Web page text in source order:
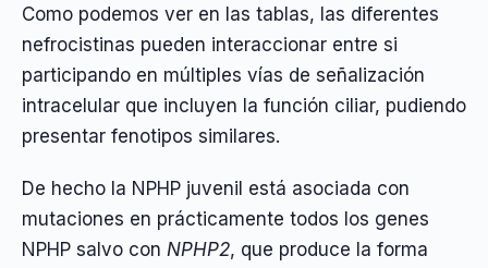
Como podemos ver en las tablas, las diferentes
nefrocistinas pueden interaccionar entre si
participando en múltiples vías de señalización
intracelular que incluyen la función ciliar, pudiendo
presentar fenotipos similares.
De hecho la NPHP juvenil está asociada con
mutaciones en prácticamente todos los genes
NPHP salvo con NPHP2, que produce la forma